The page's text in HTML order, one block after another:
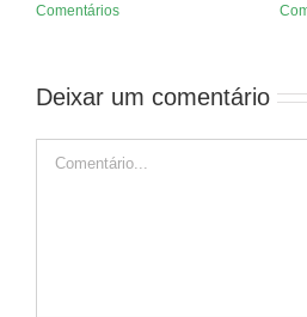
Comentários
Deixar um comentário
Comentário